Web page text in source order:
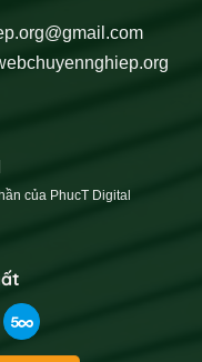
của PhucT Digital